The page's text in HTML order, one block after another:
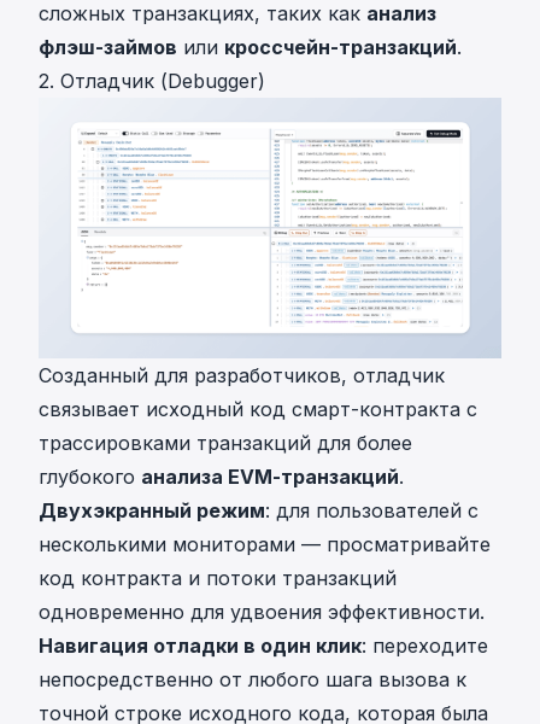
сложных транзакциях, таких как анализ
флэш-займов или кроссчейн-транзакций.
2. Отладчик (Debugger)
Созданный для разработчиков, отладчик
связывает исходный код смарт-контракта с
трассировками транзакций для более
глубокого анализа EVM-транзакций.
Двухэкранный режим: для пользователей с
несколькими мониторами — просматривайте
код контракта и потоки транзакций
одновременно для удвоения эффективности.
Навигация отладки в один клик: переходите
непосредственно от любого шага вызова к
точной строке исходного кода, которая была